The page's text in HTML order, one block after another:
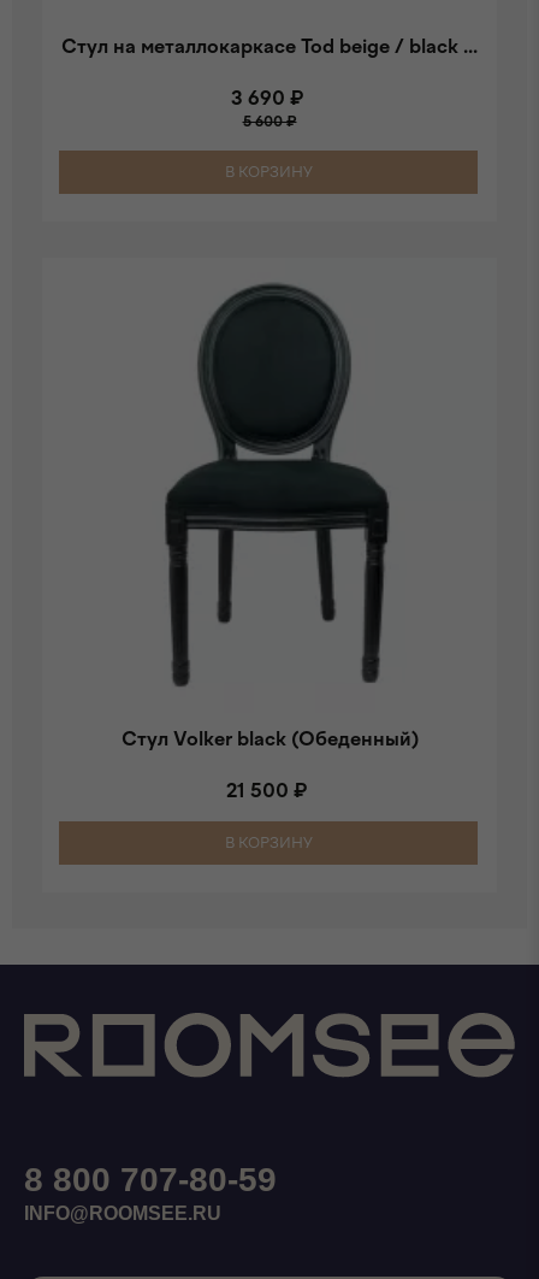
Стул на металлокаркасе Tod beige / black ...
3 690 ₽
5 600 ₽
В КОРЗИНУ
Стул Volker black (Обеденный)
21 500 ₽
В КОРЗИНУ
8 800 707-80-59
INFO@ROOMSEE.RU